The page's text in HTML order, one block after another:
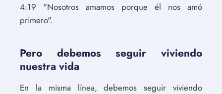
4:19 "Nosotros amamos porque él nos amó
primero".
Pero debemos seguir viviendo
nuestra vida
En la misma línea, debemos seguir viviendo